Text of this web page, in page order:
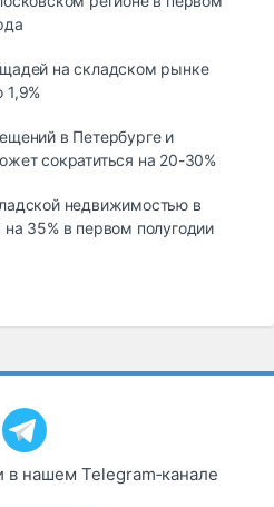
шины
масла и
на складском рынке
1,9%
в Петербурге и
сократиться на 20-30%
недвижимостью в
на 35% в первом полугодии
в нашем Telegram‑канале